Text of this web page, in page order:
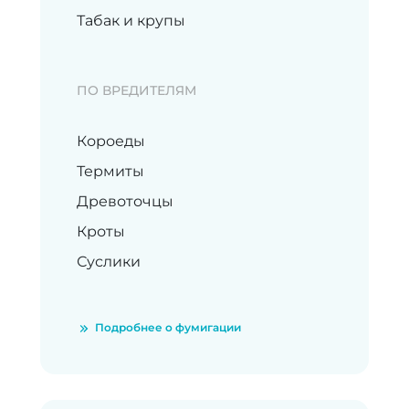
Табак и крупы
ПО ВРЕДИТЕЛЯМ
Короеды
Термиты
Древоточцы
Кроты
Суслики
Подробнее о фумигации